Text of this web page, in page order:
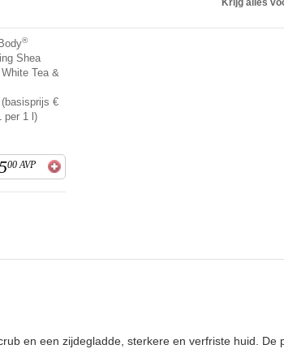
®
Shea
Tea &
€
per 1 l)
00 AVP
en een zijdegladde, sterkere en verfriste huid. De